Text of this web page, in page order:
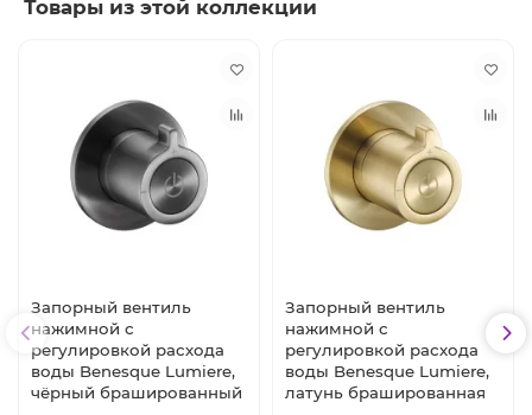
Товары из этой коллекции
Запорный вентиль
нажимной с
регулировкой расхода
воды Benesque Lumiere,
чёрный брашированный
Запорный вентиль
нажимной с
регулировкой расхода
воды Benesque Lumiere,
латунь брашированная